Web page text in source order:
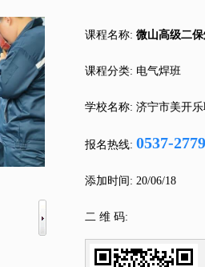
课程名称: 微山高级二
课程分类: 电气焊班
学校名称: 济宁市美开
报名热线: 0537-
添加时间: 20/06/18
二 维 码: